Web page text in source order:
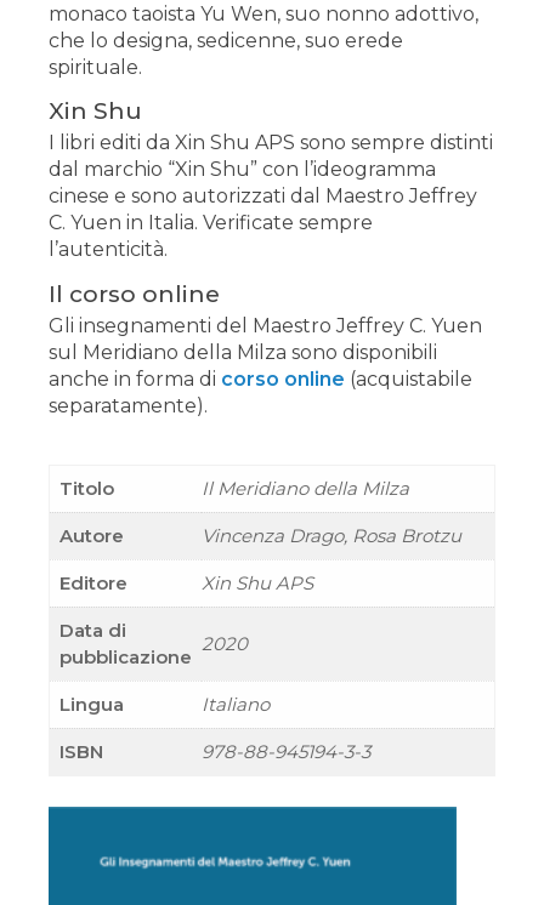
monaco taoista Yu Wen, suo nonno adottivo,
che lo designa, sedicenne, suo erede
spirituale.
Xin Shu
I libri editi da Xin Shu APS sono sempre distinti
dal marchio “Xin Shu” con l’ideogramma
cinese e sono autorizzati dal Maestro Jeffrey
C. Yuen in Italia. Verificate sempre
l’autenticità.
Il corso online
Gli insegnamenti del Maestro Jeffrey C. Yuen
sul Meridiano della Milza sono disponibili
anche in forma di corso online (acquistabile
separatamente).
Titolo Il Meridiano della Milza
Autore Vincenza Drago, Rosa Brotzu
Editore Xin Shu APS
Data di
pubblicazione
2020
Lingua Italiano
ISBN 978-88-945194-3-3